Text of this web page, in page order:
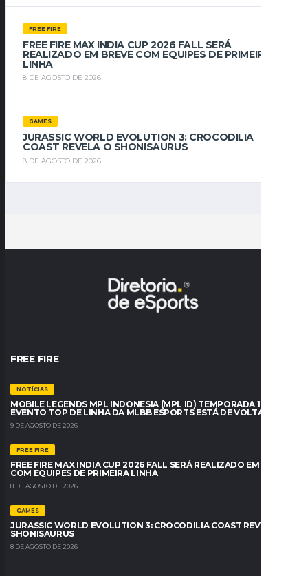
FREE FIRE
FREE FIRE MAX INDIA CUP 2026 FALL SERÁ
REALIZADO EM BREVE COM EQUIPES DE PRIMEIRA
LINHA
8 DE AGOSTO DE 2026
GAMES
JURASSIC WORLD EVOLUTION 3: CROCODILIA
COAST REVELA O SHONISAURUS
8 DE AGOSTO DE 2026
FREE FIRE
NOTÍCIAS
MOBILE LEGENDS MPL INDONESIA (MPL ID) TEMPORADA 18: O
EVENTO TOP DE LINHA DA MLBB ESPORTS ESTÁ DE VOLTA
9 DE AGOSTO DE 2026
FREE FIRE
FREE FIRE MAX INDIA CUP 2026 FALL SERÁ REALIZADO EM BREVE
COM EQUIPES DE PRIMEIRA LINHA
8 DE AGOSTO DE 2026
GAMES
JURASSIC WORLD EVOLUTION 3: CROCODILIA COAST REVELA O
SHONISAURUS
8 DE AGOSTO DE 2026